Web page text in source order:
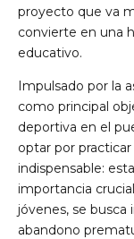
Ll 08950, Barcelona
proyecto que va
convierte en una
educativo.
Impulsado por la
como principal
deportiva en el
optar por
indispensable:
importancia
jóvenes, se busca
abandono